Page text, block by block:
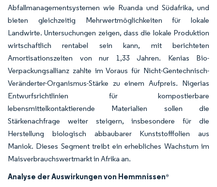
Abfallmanagementsystemen wie Ruanda und Südafrika, und
bieten gleichzeitig Mehrwertmöglichkeiten für lokale
Landwirte. Untersuchungen zeigen, dass die lokale Produktion
wirtschaftlich rentabel sein kann, mit berichteten
Amortisationszeiten von nur 1,33 Jahren. Kenias Bio-
Verpackungsallianz zahlte im Voraus für Nicht-Gentechnisch-
Veränderter-Organismus-Stärke zu einem Aufpreis. Nigerias
Entwurfsrichtlinien für kompostierbare
lebensmittelkontaktierende Materialien sollen die
Stärkenachfrage weiter steigern, insbesondere für die
Herstellung biologisch abbaubarer Kunststofffolien aus
Maniok. Dieses Segment treibt ein erhebliches Wachstum im
Maisverbrauchswertmarkt in Afrika an.
Analyse der Auswirkungen von Hemmnissen*